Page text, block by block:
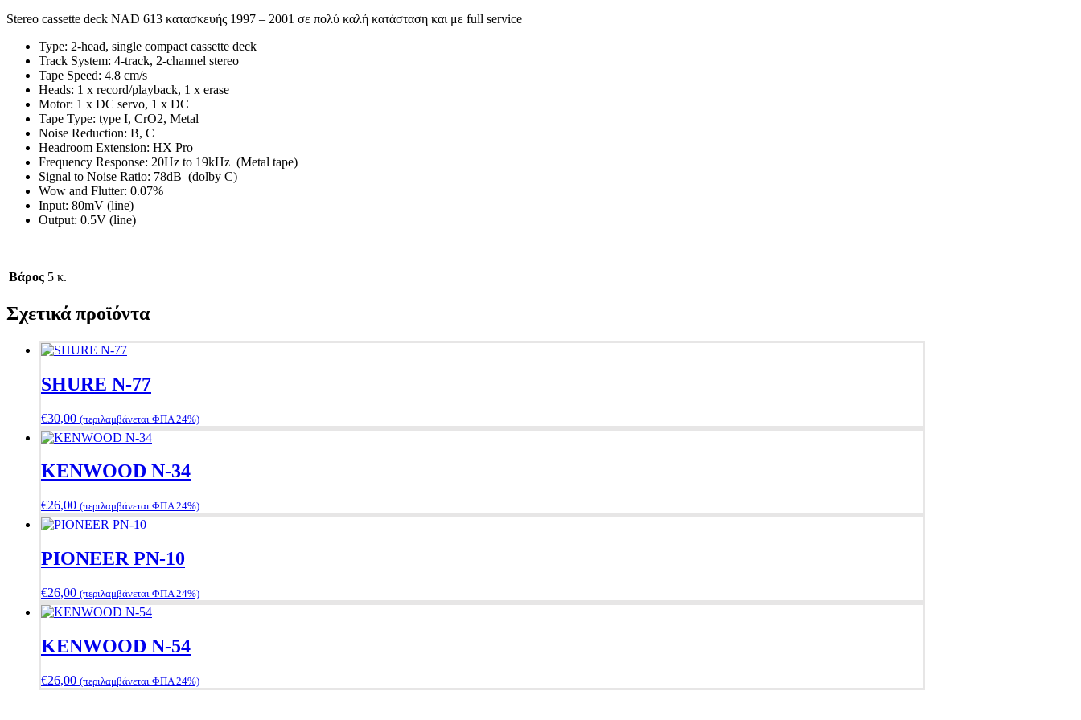
Stereo cassette deck NAD 613 κατασκευής 1997 – 2001 σε πολύ καλή κατάσταση και με full service
Type: 2-head, single compact cassette deck
Track System: 4-track, 2-channel stereo
Tape Speed: 4.8 cm/s
Heads: 1 x record/playback, 1 x erase
Motor: 1 x DC servo, 1 x DC
Tape Type: type I, CrO2, Metal
Noise Reduction: B, C
Headroom Extension: HX Pro
Frequency Response: 20Hz to 19kHz (Metal tape)
Signal to Noise Ratio: 78dB (dolby C)
Wow and Flutter: 0.07%
Input: 80mV (line)
Output: 0.5V (line)
Βάρος 5 κ.
Σχετικά προϊόντα
SHURE N-77
€30,00 (περιλαμβάνεται ΦΠΑ 24%)
KENWOOD N-34
€26,00 (περιλαμβάνεται ΦΠΑ 24%)
PIONEER PN-10
€26,00 (περιλαμβάνεται ΦΠΑ 24%)
KENWOOD N-54
€26,00 (περιλαμβάνεται ΦΠΑ 24%)